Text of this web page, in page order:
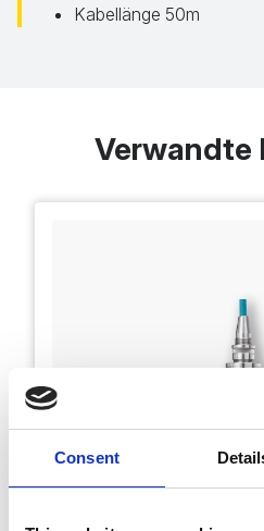
Consent
Kabellänge 50m
Verwandte